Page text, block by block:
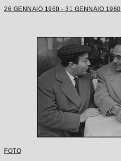
26 GENNAIO 1960 - 31 GENNAIO 1960
FOTO